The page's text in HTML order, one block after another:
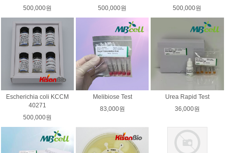
500,000원
500,000원
500,000원
Escherichia coli KCCM
40271
500,000원
Melibiose Test
83,000원
Urea Rapid Test
36,000원